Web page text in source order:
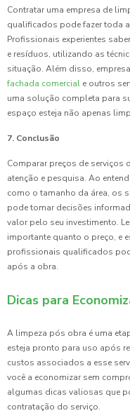
Contratar uma empresa de
qualificados pode fazer toda
Profissionais experientes
e resíduos, utilizando as
situação. Além disso,
fachada comercial e outros
uma solução completa para
espaço esteja não apenas
7. Conclusão
Comparar preços de serviços
atenção e pesquisa. Ao
como o tamanho da área, os
pode tomar decisões
valor pelo seu investimento.
importante quanto o preço, e
profissionais qualificados
após a obra.
Dicas para
A limpeza pós obra é uma
esteja pronto para uso após
custos associados a esse
você a economizar sem
algumas dicas valiosas que
contratação do serviço.